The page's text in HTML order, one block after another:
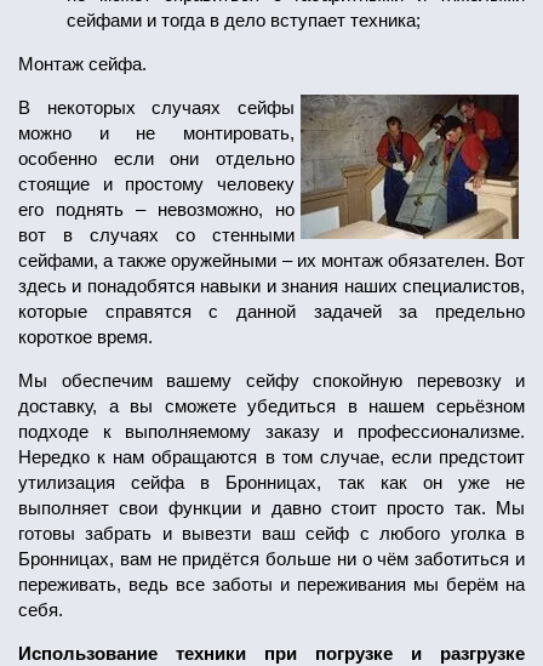
сейфами и тогда в дело вступает техника;
Монтаж сейфа.
В некоторых случаях сейфы
можно и не монтировать,
особенно если они отдельно
стоящие и простому человеку
его поднять – невозможно, но
вот в случаях со стенными
сейфами, а также оружейными – их монтаж обязателен. Вот
здесь и понадобятся навыки и знания наших специалистов,
которые справятся с данной задачей за предельно
короткое время.
Мы обеспечим вашему сейфу спокойную перевозку и
доставку, а вы сможете убедиться в нашем серьёзном
подходе к выполняемому заказу и профессионализме.
Нередко к нам обращаются в том случае, если предстоит
утилизация сейфа в Бронницах, так как он уже не
выполняет свои функции и давно стоит просто так. Мы
готовы забрать и вывезти ваш сейф с любого уголка в
Бронницах, вам не придётся больше ни о чём заботиться и
переживать, ведь все заботы и переживания мы берём на
себя.
Использование техники при погрузке и разгрузке